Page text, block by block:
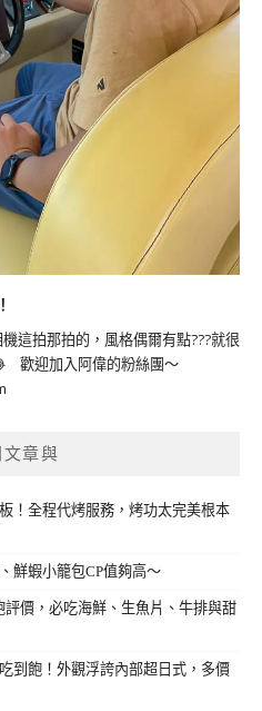
這拍那拍的，風格偶爾有點???就很
歡迎加入阿偉的粉絲團～
文章與
！全程代烤服務，烤功太完美根本
鮮蝦小籠包CP值夠高～
價，必吃海鮮、生魚片、牛排與甜
到飽！外觀浮誇內部超日式，多價